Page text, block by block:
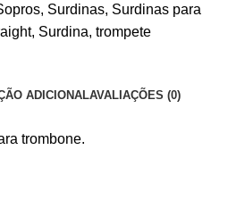
, Surdinas, Surdinas para
, Surdina, trompete
ADICIONALAVALIAÇÕES (0)
trombone.